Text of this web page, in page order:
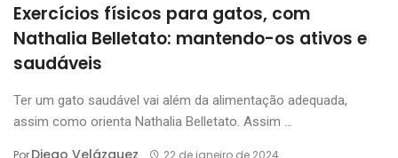
Exercícios físicos para gatos, com
Nathalia Belletato: mantendo-os ativos e
saudáveis
Ter um gato saudável vai além da alimentação adequada,
assim como orienta Nathalia Belletato. Assim ...
PorDiego Velázquez 22 de janeiro de 2024